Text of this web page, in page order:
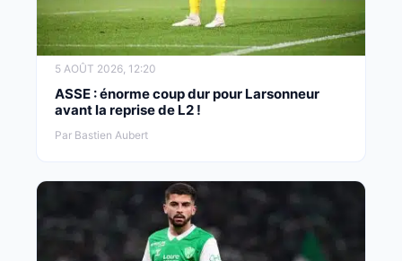
5 AOÛT 2026, 12:20
ASSE : énorme coup dur pour Larsonneur
avant la reprise de L2 !
Par Bastien Aubert